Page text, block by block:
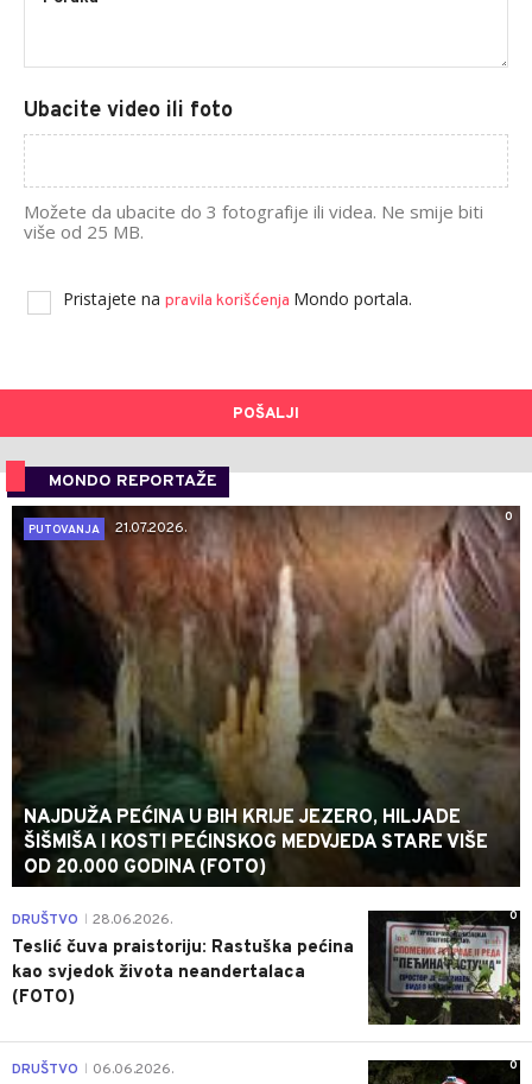
Ubacite video ili foto
Možete da ubacite do 3 fotografije ili videa. Ne smije biti
više od 25 MB.
Pristajete na pravila korišćenja Mondo portala.
POŠALJI
MONDO REPORTAŽE
0
PUTOVANJA
21.07.2026.
NAJDUŽA PEĆINA U BIH KRIJE JEZERO, HILJADE
ŠIŠMIŠA I KOSTI PEĆINSKOG MEDVJEDA STARE VIŠE
OD 20.000 GODINA (FOTO)
0
DRUŠTVO 28.06.2026.
Teslić čuva praistoriju: Rastuška pećina
kao svjedok života neandertalaca
(FOTO)
0
DRUŠTVO 06.06.2026.